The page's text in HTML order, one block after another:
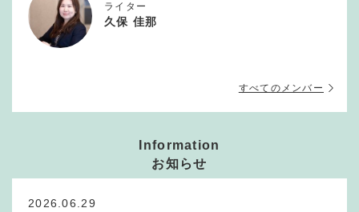
ライター
久保 佳那
すべてのメンバー
Information
お知らせ
2026.06.29